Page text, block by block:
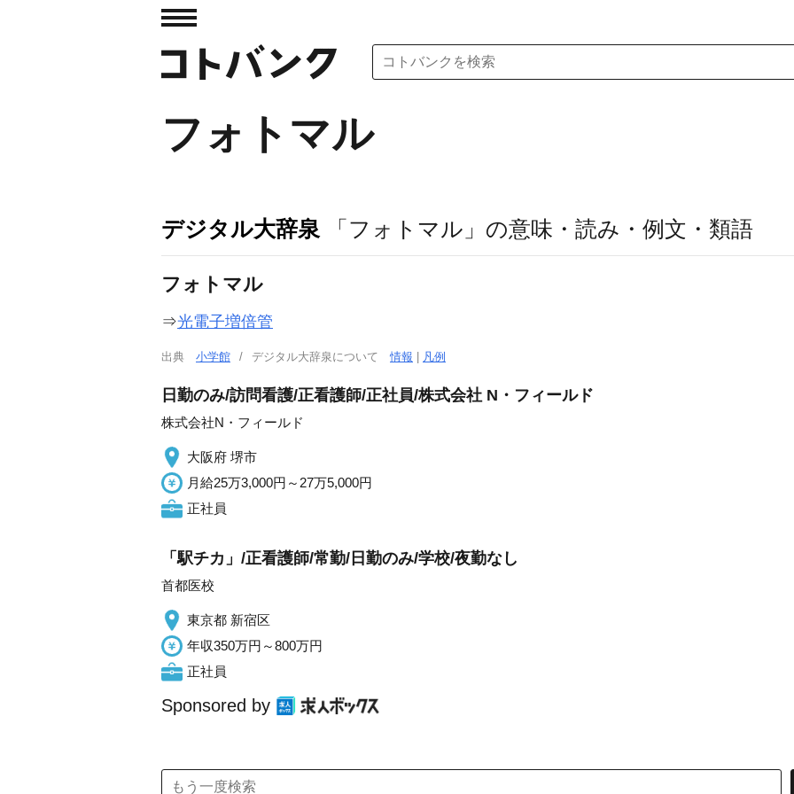
フォトマル
デジタル大辞泉 「フォトマル」の意味・読み・例文・類語
フォトマル
⇒光電子増倍管
出典 小学館 デジタル大辞泉について情報 凡例
日勤のみ/訪問看護/正看護師/正社員/株式会社 N・フィールド
株式会社N・フィールド
大阪府 堺市
月給25万3,000円～27万5,000円
正社員
「駅チカ」/正看護師/常勤/日勤のみ/学校/夜勤なし
首都医校
東京都 新宿区
年収350万円～800万円
正社員
Sponsored by